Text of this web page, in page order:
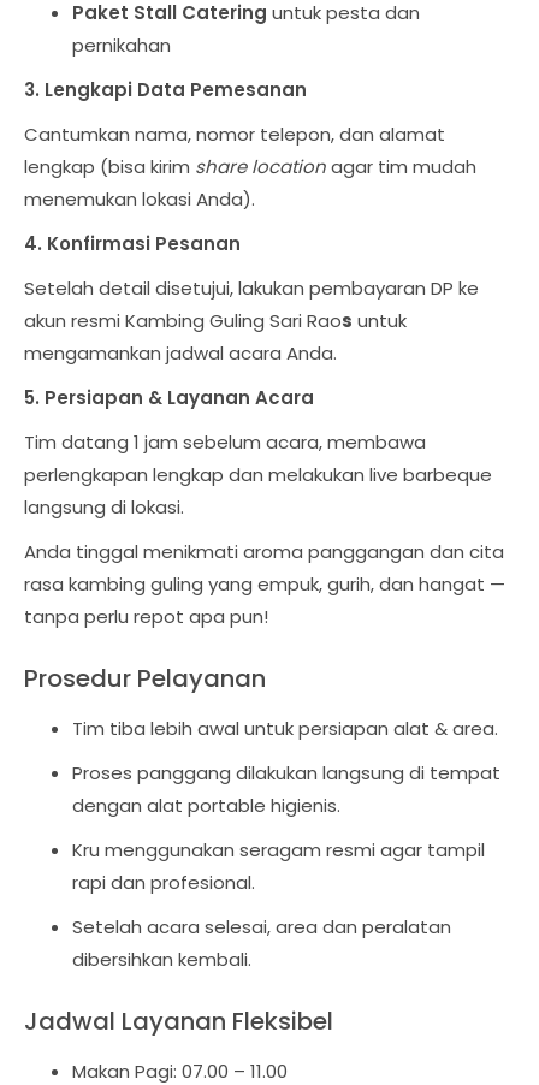
Paket Stall Catering untuk pesta dan
pernikahan
3. Lengkapi Data Pemesanan
Cantumkan nama, nomor telepon, dan alamat
lengkap (bisa kirim share locationagar tim mudah
menemukan lokasi Anda).
4. Konfirmasi Pesanan
Setelah detail disetujui, lakukan pembayaran DP ke
akun resmi Kambing Guling Sari Raos untuk
mengamankan jadwal acara Anda.
5. Persiapan & Layanan Acara
Tim datang 1 jam sebelum acara, membawa
perlengkapan lengkap dan melakukan live barbeque
langsung di lokasi.
Anda tinggal menikmati aroma panggangan dan cita
rasa kambing guling yang empuk, gurih, dan hangat —
tanpa perlu repot apa pun!
Prosedur Pelayanan
Tim tiba lebih awal untuk persiapan alat & area.
Proses panggang dilakukan langsung di tempat
dengan alat portable higienis.
Kru menggunakan seragam resmi agar tampil
rapi dan profesional.
Setelah acara selesai, area dan peralatan
dibersihkan kembali.
Jadwal Layanan Fleksibel
Makan Pagi: 07.00 – 11.00